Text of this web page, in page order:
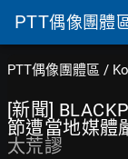
PTT偶像團體
PTT偶像團體區 /
[新聞]
節遭當地媒體
太荒謬